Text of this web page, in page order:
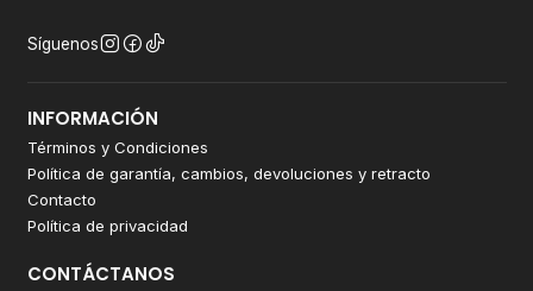
Síguenos
INFORMACIÓN
Términos y Condiciones
Política de garantía, cambios, devoluciones y retracto
Contacto
Política de privacidad
CONTÁCTANOS